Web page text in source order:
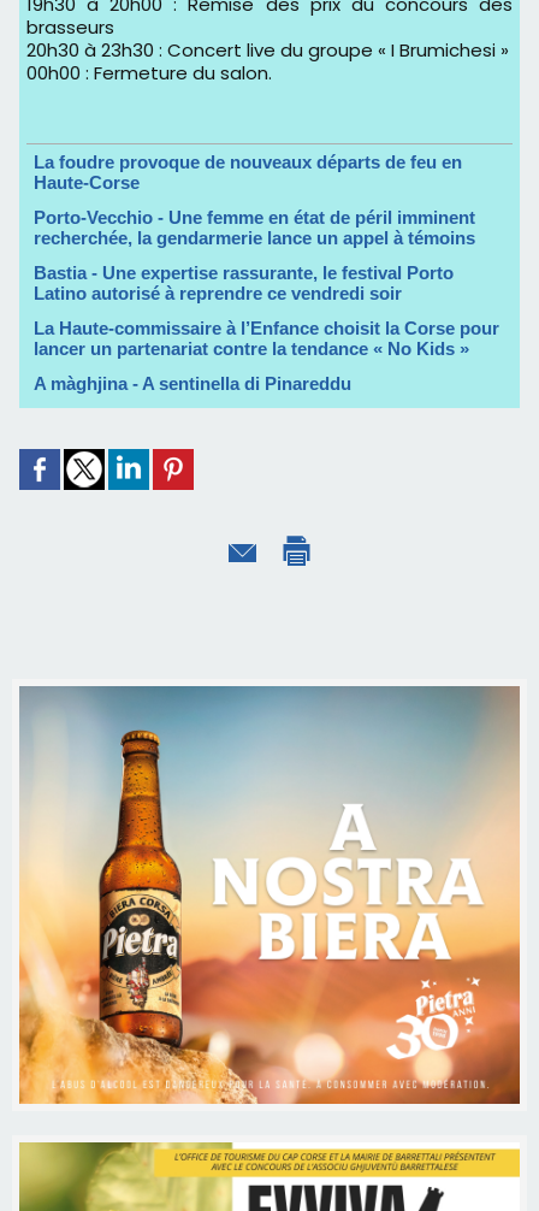
brasseurs
20h30 à 23h30 : Concert live du groupe « I Brumichesi »
00h00 : Fermeture du salon.
La foudre provoque de nouveaux départs de feu en
Haute-Corse
Porto-Vecchio - Une femme en état de péril imminent
recherchée, la gendarmerie lance un appel à témoins
Bastia - Une expertise rassurante, le festival Porto
Latino autorisé à reprendre ce vendredi soir
La Haute-commissaire à l’Enfance choisit la Corse pour
lancer un partenariat contre la tendance « No Kids »
A màghjina - A sentinella di Pinareddu